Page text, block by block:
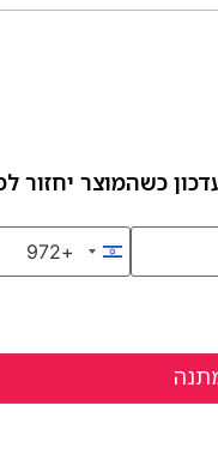
כשהמוצר יחזור
Israel +972
+972